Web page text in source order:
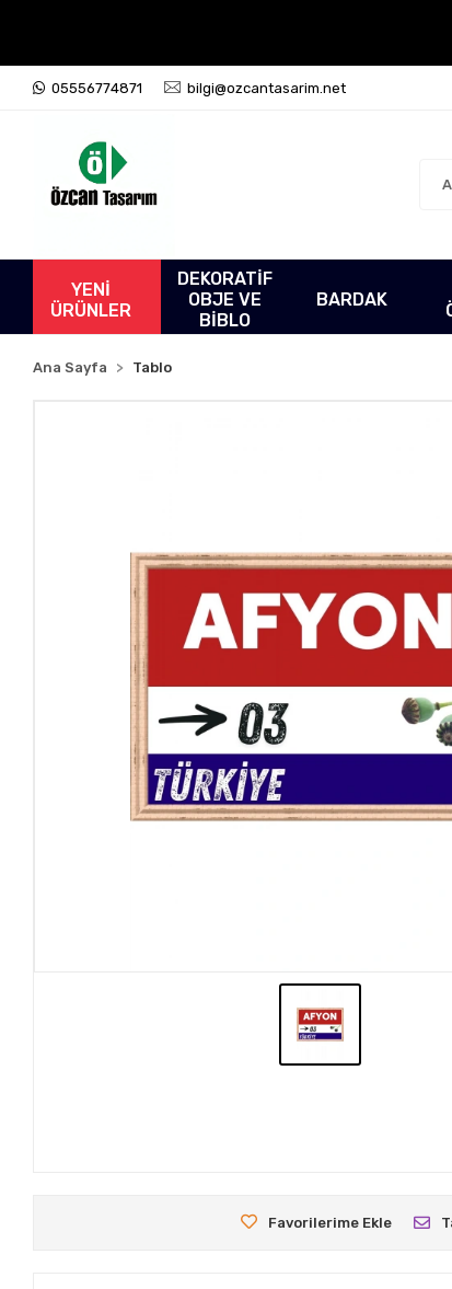
05556774871 bilgi@ozcantasarim.net
YENİ
ÜRÜNLER
DEKORATİF
OBJE VE
BİBLO
BARDAK
Ana Sayfa Tablo
Favorilerime Ekle